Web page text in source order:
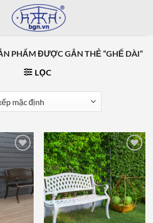
PHẨM ĐƯỢC GẮN THẺ “GHẾ DÀI”
LỌC
Add to
Add to
wishlist